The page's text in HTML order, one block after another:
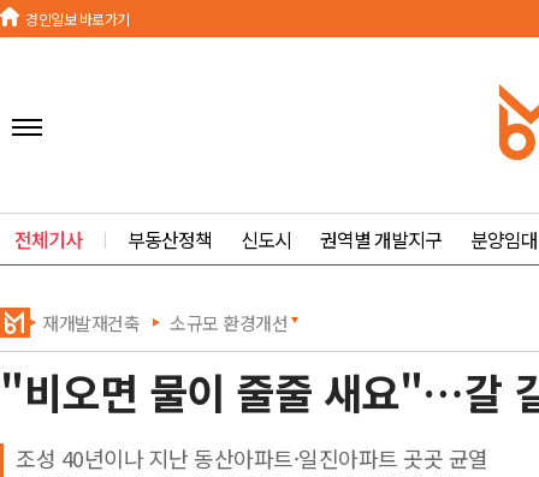
경인일보 바로가기
전체기사 ㅣ 부동산정책 신도시 권역별 개발지구 분양임대
재개발재건축 소규모 환경개선
"비오면 물이 줄줄 새요"…갈
조성 40년이나 지난 동산아파트·일진아파트 곳곳 균열